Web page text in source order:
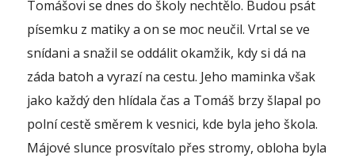
Tomášovi se dnes do školy nechtělo. Budou psát
písemku z matiky a on se moc neučil. Vrtal se ve
snídani a snažil se oddálit okamžik, kdy si dá na
záda batoh a vyrazí na cestu. Jeho maminka však
jako každý den hlídala čas a Tomáš brzy šlapal po
polní cestě směrem k vesnici, kde byla jeho škola.
Májové slunce prosvítalo přes stromy, obloha byla